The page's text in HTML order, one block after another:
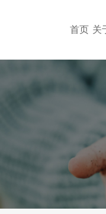
首页 关